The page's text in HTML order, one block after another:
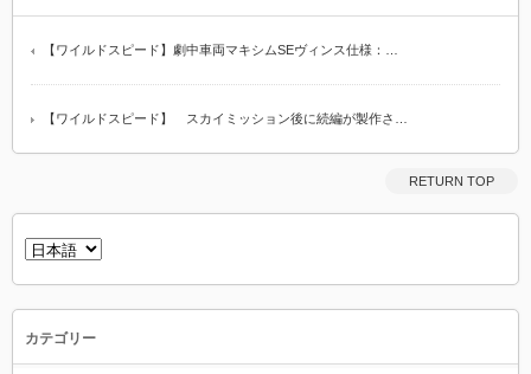
【ワイルドスピード】劇中車両マキシムSEヴィンス仕様：…
【ワイルドスピード】 スカイミッション後に続編が製作さ…
RETURN TOP
言
語
カテゴリー